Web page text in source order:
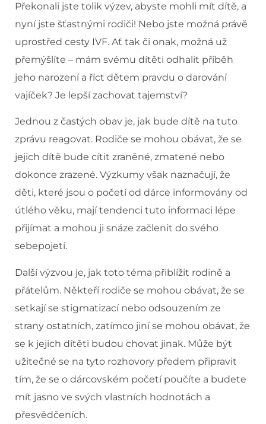
Překonali jste tolik výzev, abyste mohli mít dítě, a
nyní jste šťastnými rodiči! Nebo jste možná právě
uprostřed cesty IVF. Ať tak či onak, možná už
přemýšlíte – mám svému dítěti odhalit příběh
jeho narození a říct dětem pravdu o darování
vajíček? Je lepší zachovat tajemství?
Jednou z častých obav je, jak bude dítě na tuto
zprávu reagovat. Rodiče se mohou obávat, že se
jejich dítě bude cítit zraněné, zmatené nebo
dokonce zrazené. Výzkumy však naznačují, že
děti, které jsou o početí od dárce informovány od
útlého věku, mají tendenci tuto informaci lépe
přijímat a mohou ji snáze začlenit do svého
sebepojetí.
Další výzvou je, jak toto téma přiblížit rodině a
přátelům. Někteří rodiče se mohou obávat, že se
setkají se stigmatizací nebo odsouzením ze
strany ostatních, zatímco jiní se mohou obávat, že
se k jejich dítěti budou chovat jinak. Může být
užitečné se na tyto rozhovory předem připravit
tím, že se o dárcovském početí poučíte a budete
mít jasno ve svých vlastních hodnotách a
přesvědčeních.